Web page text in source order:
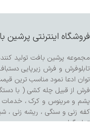
فروشگاه اینترنتی پرشین
مجموعه پرشین بافت تولید
تابلوفرش و فرش زیرپایی
توان ادعا نمود مناسب ترین
فرش از قبیل چله کشی ( با
پشم و مرینوس و کرک ، خدمات
کفه زنی و سنگی ، ریشه زنی ،
تمام گیاهی